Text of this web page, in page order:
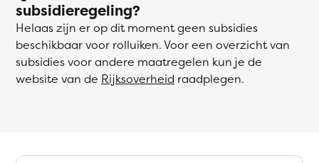
subsidieregeling?
Helaas zijn er op dit moment geen subsidies
beschikbaar voor rolluiken. Voor een overzicht van
subsidies voor andere maatregelen kun je de
website van de Rijksoverheid raadplegen.